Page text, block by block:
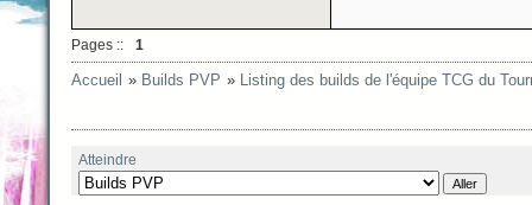
Pages :: 1
Accueil » Builds PVP » Listing des builds de l'équipe TCG du
Atteindre